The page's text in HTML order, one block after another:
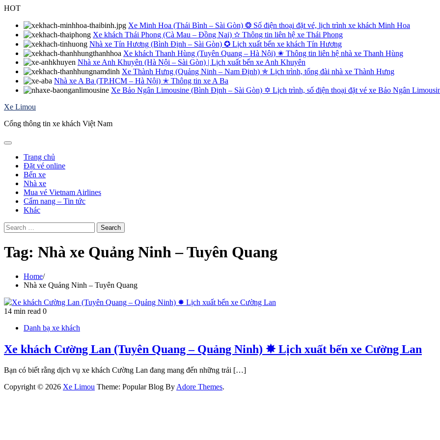
Skip
content
HOT
Xe Minh Hoa (Thái Bình – Sài Gòn) ❂ Số điện thoại đặt vé, lịch trình xe khách Minh Hoa
Xe khách Thái Phong (Cà Mau – Đồng Nai) ✫ Thông tin liên hệ xe Thái Phong
Nhà xe Tín Hương (Bình Định – Sài Gòn) ✪ Lịch xuất bến xe khách Tín Hương
Xe khách Thanh Hùng (Tuyên Quang – Hà Nội) ✬ Thông tin liên hệ nhà xe Thanh Hùng
Nhà xe Anh Khuyên (Hà Nội – Sài Gòn) | Lịch xuất bến xe Anh Khuyên
Xe Thành Hưng (Quảng Ninh – Nam Định) ✯ Lịch trình, tổng đài nhà xe Thành Hưng
Nhà xe A Ba (TP.HCM – Hà Nội) ✭ Thông tin xe A Ba
Xe Bảo Ngân Limousine (Bình Định – Sài Gòn) ✡ Lịch trình, số điện thoại đặt vé xe Bảo Ngân
Xe Limou
Cổng thông tin xe khách Việt Nam
Trang chủ
Đặt vé online
Bến xe
Nhà xe
Mua vé Vietnam Airlines
Cẩm nang – Tin tức
Khác
Search
for:
Tag: Nhà xe Quảng Ninh – Tuyên Quang
Home
Nhà xe Quảng Ninh – Tuyên Quang
14 min read 0
Danh bạ xe khách
Xe khách Cường Lan (Tuyên Quang – Quảng Ninh) ✸ Lịch xuất bến xe Cường Lan
Bạn có biết rằng dịch vụ xe khách Cường Lan đang mang đến những trải […]
Copyright © 2026 Xe Limou Theme: Popular Blog By Adore Themes.